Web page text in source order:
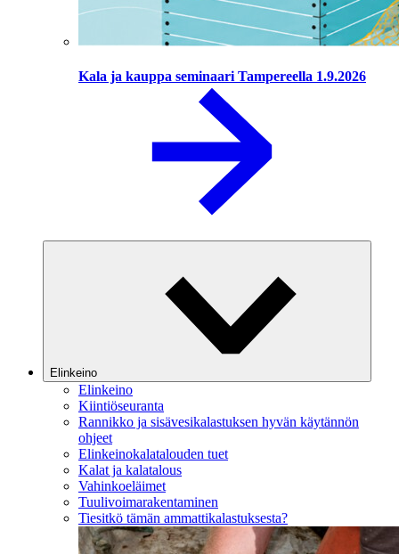
Kala ja kauppa seminaari Tampereella 1.9.2026
Elinkeino
Elinkeino
Kiintiöseuranta
Rannikko ja sisävesikalastuksen hyvän käytännön
ohjeet
Elinkeinokalatalouden tuet
Kalat ja kalatalous
Vahinkoeläimet
Tuulivoimarakentaminen
Tiesitkö tämän ammattikalastuksesta?